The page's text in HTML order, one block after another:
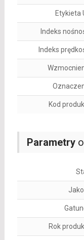
Parametry
Rok
Etykieta
Indeks
Indeks
Kod